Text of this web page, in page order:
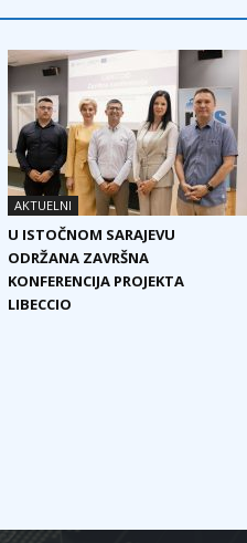
AKTUELNI
U ISTOČNOM SARAJEVU
ODRŽANA ZAVRŠNA
KONFERENCIJA PROJEKTA
LIBECCIO